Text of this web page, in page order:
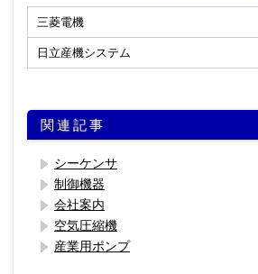
三菱電機
日立産機システム
関連記事
シーケンサ
制御機器
会社案内
空気圧縮機
産業用ポンプ